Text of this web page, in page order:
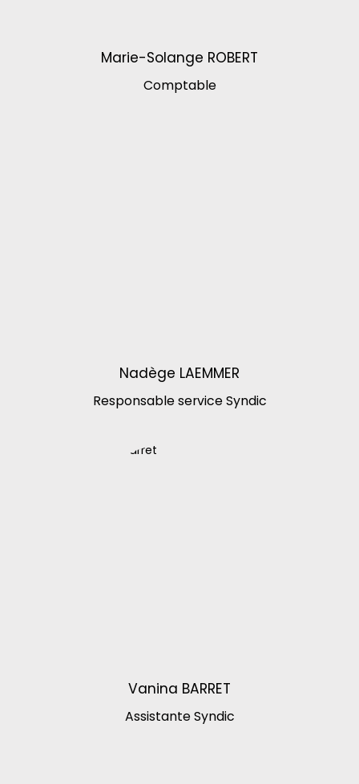
Marie-Solange ROBERT
Comptable
Nadège LAEMMER
Responsable service Syndic
Vanina BARRET
Assistante Syndic